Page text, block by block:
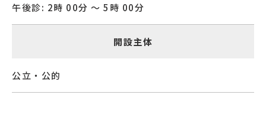
午後診: 2時 00分 〜 5時 00分
開設主体
公⽴・公的